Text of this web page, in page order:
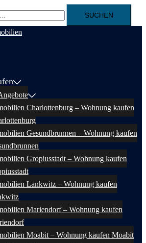
Charlottenburg – Wohnung kaufen
Gesundbrunnen – Wohnung kaufen
Gropiusstadt – Wohnung kaufen
Lankwitz – Wohnung kaufen
Mariendorf – Wohnung kaufen
Moabit – Wohnung kaufen Moabit